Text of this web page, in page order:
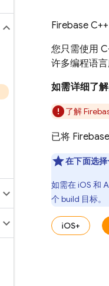
Firebase
您只需使用
许多编程语
如需详细了
了解
已将
在下面选
如需在 iOS 和
个 build 目标。
iOS+